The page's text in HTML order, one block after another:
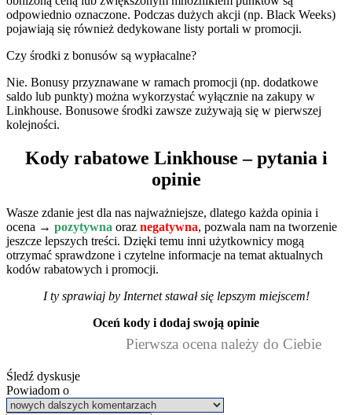
odpowiednio oznaczone. Podczas dużych akcji (np. Black Weeks)
pojawiają się również dedykowane listy portali w promocji.
Czy środki z bonusów są wypłacalne?
Nie. Bonusy przyznawane w ramach promocji (np. dodatkowe
saldo lub punkty) można wykorzystać wyłącznie na zakupy w
Linkhouse. Bonusowe środki zawsze zużywają się w pierwszej
kolejności.
Kody rabatowe Linkhouse – pytania i
opinie
Wasze zdanie jest dla nas najważniejsze, dlatego każda opinia i
ocena → pozytywna oraz negatywna, pozwala nam na tworzenie
jeszcze lepszych treści. Dzięki temu inni użytkownicy mogą
otrzymać sprawdzone i czytelne informacje na temat aktualnych
kodów rabatowych i promocji.
I ty sprawiaj by Internet stawał się lepszym miejscem!
Oceń kody i dodaj swoją opinie
Pierwsza ocena należy do Ciebie
Śledź dyskusje
Powiadom o